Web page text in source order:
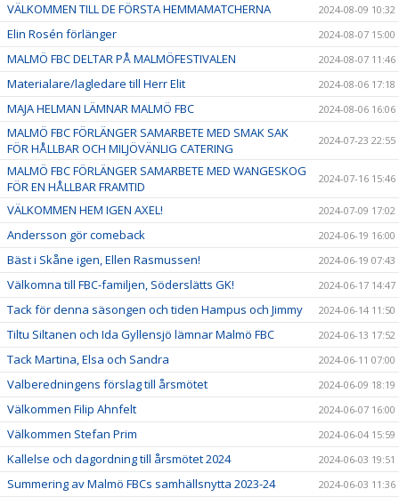
VÄLKOMMEN TILL DE FÖRSTA HEMMAMATCHERNA 2024-08-09 10:32
Elin Rosén förlänger 2024-08-07 15:00
MALMÖ FBC DELTAR PÅ MALMÖFESTIVALEN 2024-08-07 11:46
Materialare/lagledare till Herr Elit 2024-08-06 17:18
MAJA HELMAN LÄMNAR MALMÖ FBC 2024-08-06 16:06
MALMÖ FBC FÖRLÄNGER SAMARBETE MED SMAK SAK
FÖR HÅLLBAR OCH MILJÖVÄNLIG CATERING
2024-07-23 22:55
MALMÖ FBC FÖRLÄNGER SAMARBETE MED WANGESKOG
FÖR EN HÅLLBAR FRAMTID
2024-07-16 15:46
VÄLKOMMEN HEM IGEN AXEL! 2024-07-09 17:02
Andersson gör comeback 2024-06-19 16:00
Bäst i Skåne igen, Ellen Rasmussen! 2024-06-19 07:43
Välkomna till FBC-familjen, Söderslätts GK! 2024-06-17 14:47
Tack för denna säsongen och tiden Hampus och Jimmy 2024-06-14 11:50
Tiltu Siltanen och Ida Gyllensjö lämnar Malmö FBC 2024-06-13 17:52
Tack Martina, Elsa och Sandra 2024-06-11 07:00
Valberedningens förslag till årsmötet 2024-06-09 18:19
Välkommen Filip Ahnfelt 2024-06-07 16:00
Välkommen Stefan Prim 2024-06-04 15:59
Kallelse och dagordning till årsmötet 2024 2024-06-03 19:51
Summering av Malmö FBCs samhällsnytta 2023-24 2024-06-03 11:36